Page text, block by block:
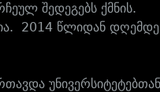
შედეგებს ქმნის.
2014 წლიდან